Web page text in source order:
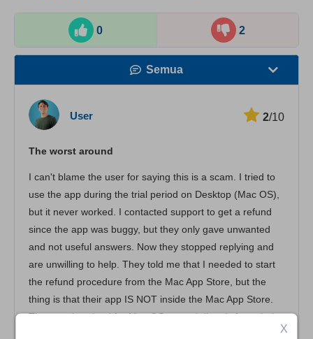
0 2
Semua
Layanan pelanggan
User 2/10
The worst around
I can't blame the user for saying this is a scam. I tried to
use the app during the trial period on Desktop (Mac OS),
but it never worked. I contacted support to get a refund
since the app was buggy, but they only gave unwanted
and not useful answers. Now they stopped replying and
are unwilling to help. They told me that I needed to start
the refund procedure from the Mac App Store, but the
thing is that their app IS NOT inside the Mac App Store.
The app download for Mac OS started directly from their
website, not from the App Store, so obviously, Apple can'tX